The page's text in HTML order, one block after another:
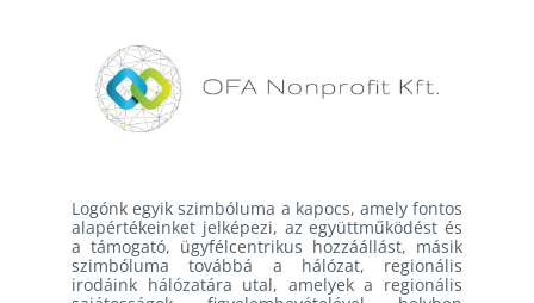
Logónk egyik szimbóluma a kapocs, amely fontos
alapértékeinket jelképezi, az együttműködést és
a támogató, ügyfélcentrikus hozzáállást, másik
szimbóluma továbbá a hálózat, regionális
irodáink hálózatára utal, amelyek a regionális